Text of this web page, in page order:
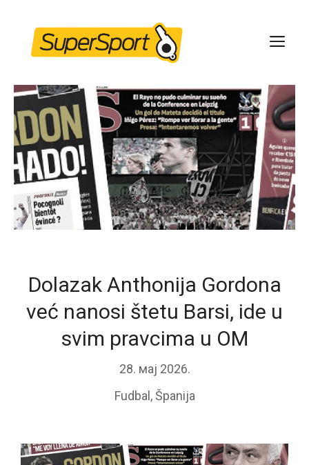
content
Dolazak Anthonija Gordona
već nanosi štetu Barsi, ide u
svim pravcima u OM
28. мај 2026.
Fudbal ,Španija